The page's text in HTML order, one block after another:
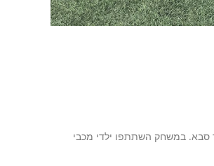
סבא. במשחק השתתפו ילדי מכבי